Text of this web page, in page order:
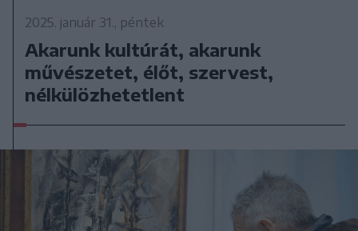
2025. január 31., péntek
Akarunk kultúrát, akarunk
művészetet, élőt, szervest,
nélkülözhetetlent